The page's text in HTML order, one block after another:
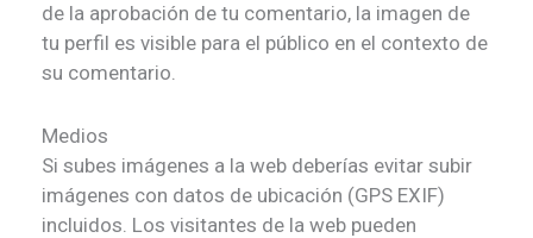
de la aprobación de tu comentario, la imagen de
tu perfil es visible para el público en el contexto de
su comentario.
Medios
Si subes imágenes a la web deberías evitar subir
imágenes con datos de ubicación (GPS EXIF)
incluidos. Los visitantes de la web pueden